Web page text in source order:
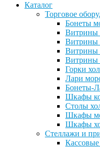
Каталог
Торговое
Бонеты
Витрины
Витрины
Витрины
Витрины
Горки
Лари
Бонеты-
Шкафы
Столы
Шкафы
Шкафы
Стеллажи и